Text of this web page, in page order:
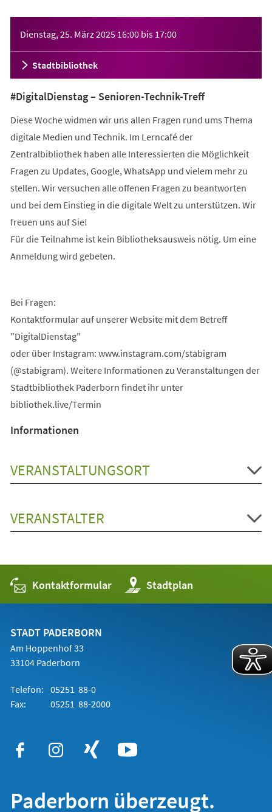
Dienstag, 25. März 2025 16:00 bis 17:00
Stadtbibliothek
#DigitalDienstag – Senioren-Technik-Treff
Diese Woche widmen wir uns allen Fragen rund ums Thema
digitale Medien und Technik. Im Lerncafé der
Zentralbibliothek haben alle Interessierten die Möglichkeit
Fragen zu Updates, Google, WhatsApp und vielem mehr zu
stellen. Wir versuchen alle offenen Fragen zu beantworten
und bei dem Einstieg in die digitale Welt zu unterstützen. Wir
freuen uns auf Sie!
Für die Teilnahme ist kein Bibliotheksausweis nötig. Um eine
Anmeldung wird gebeten.
Bei Fragen:
Kontaktformular auf unserer Website mit dem Betreff
"DigitalDienstag"
oder über Instagram: www.instagram.com/stabigram
(@stabigram). Weitere Informationen zu Veranstaltungen der
Stadtbibliothek Paderborn findet ihr unter
bibliothek.live/Termin
Informationen
VERANSTALTUNGSORT
VERANSTALTER
Kontaktformular Stadtplan
(Öffnet
in
einem
STADT PADERBORN
Am Hoppenhof 33
33104 Paderborn
Telefon: 05251 88-0
Fax:
05251 88-2000
Paderborn überzeugt.